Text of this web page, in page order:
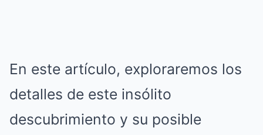
En este artículo, exploraremos los
detalles de este insólito
descubrimiento y su posible